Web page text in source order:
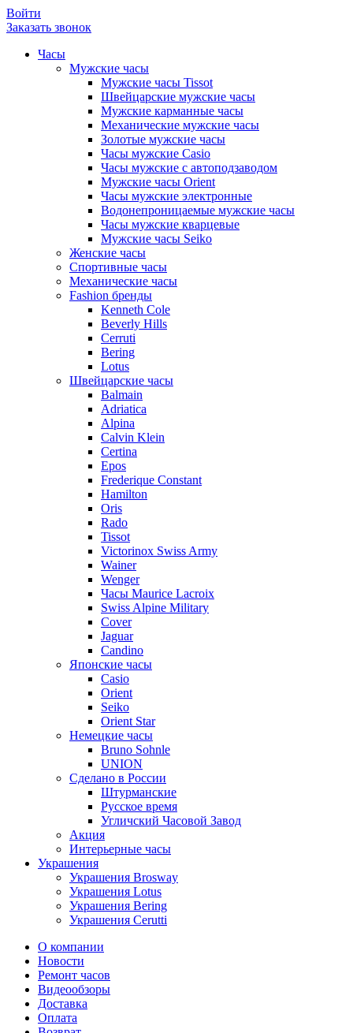
Войти
Заказать звонок
Часы
Мужские часы
Мужские часы Tissot
Швейцарские мужские часы
Мужские карманные часы
Механические мужские часы
Золотые мужские часы
Часы мужские Casio
Часы мужские с автоподзаводом
Мужские часы Orient
Часы мужские электронные
Водонепроницаемые мужские часы
Часы мужские кварцевые
Мужские часы Seiko
Женские часы
Спортивные часы
Механические часы
Fashion бренды
Kenneth Cole
Beverly Hills
Cerruti
Bering
Lotus
Швейцарские часы
Balmain
Adriatica
Alpina
Calvin Klein
Certina
Epos
Frederique Constant
Hamilton
Oris
Rado
Tissot
Victorinox Swiss Army
Wainer
Wenger
Часы Maurice Lacroix
Swiss Alpine Military
Cover
Jaguar
Candino
Японские часы
Casio
Orient
Seiko
Orient Star
Немецкие часы
Bruno Sohnle
UNION
Сделано в России
Штурманские
Русское время
Угличский Часовой Завод
Акция
Интерьерные часы
Украшения
Украшения Brosway
Украшения Lotus
Украшения Bering
Украшения Cerutti
О компании
Новости
Ремонт часов
Видеообзоры
Доставка
Оплата